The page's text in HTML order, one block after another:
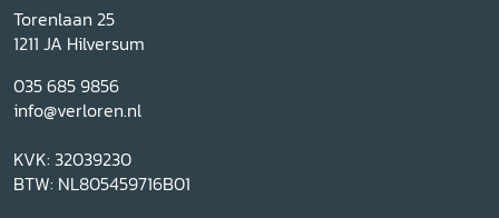
Torenlaan 25
1211 JA Hilversum
035 685 9856
info@verloren.nl
KVK: 32039230
BTW: NL805459716B01